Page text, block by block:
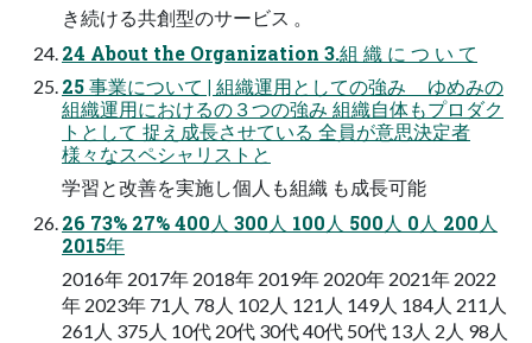
き続ける共創型のサービス 。
24 About the Organization 3.組 織 に つ い て
25 事業について | 組織運用としての強み ゆめみの
組織運用におけるの３つの強み 組織自体もプロダク
トとして 捉え成長させている 全員が意思決定者
様々なスペシャリストと
学習と改善を実施し個人も組織 も成長可能
26 73% 27% 400人 300人 100人 500人 0人 200人
2015年
2016年 2017年 2018年 2019年 2020年 2021年 2022
年 2023年 71人 78人 102人 121人 149人 184人 211人
261人 375人 10代 20代 30代 40代 50代 13人 2人 98人